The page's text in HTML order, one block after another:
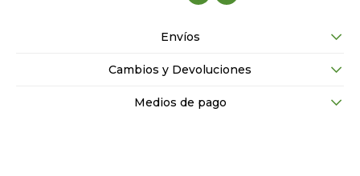
Envíos
Cambios y Devoluciones
Medios de pago